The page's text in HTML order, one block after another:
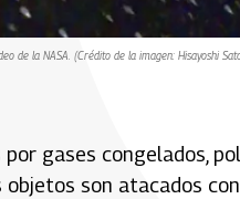
la NASA. (Crédito de la imagen: Hisayoshi
gases congelados,
son atacados